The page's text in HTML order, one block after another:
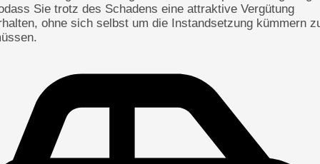
Sie trotz des Schadens eine attraktive Vergütung
ohne sich selbst um die Instandsetzung kümmern